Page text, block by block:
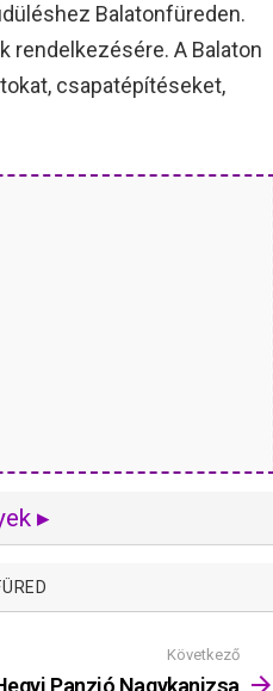
Balatonfüreden.
rendelkezésére. A Balaton
csapatépítéseket,
▸
Következő
Panzió Nagykanizsa